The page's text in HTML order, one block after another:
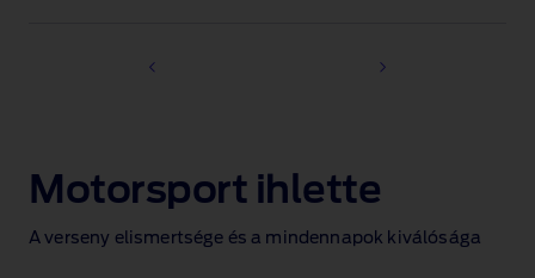
Motorsport ihlette
A verseny elismertsége és a mindennapok kiválósága